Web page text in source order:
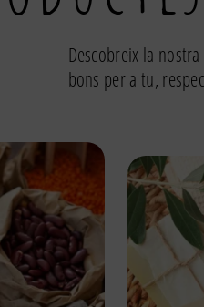
Descobreix la
bons per a tu,